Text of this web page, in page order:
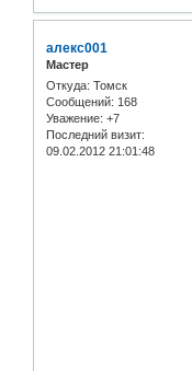
алекс001
Мастер
Откуда: Томск
Сообщений: 168
Уважение: +7
Последний визит:
09.02.2012 21:01:48